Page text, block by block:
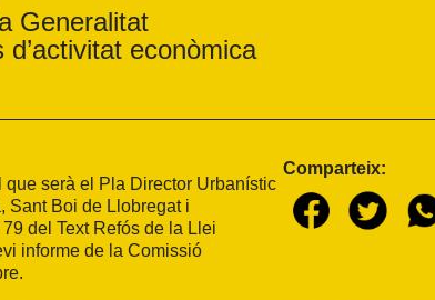
Generalitat
econòmica
que serà el Pla Director Urbanístic
Sant Boi de Llobregat i
del Text Refós de la Llei
informe de la Comissió
Comparteix: